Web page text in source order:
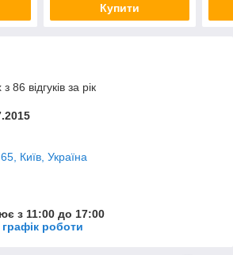
Купити
86 відгуків за рік
Київ, Україна
з 11:00 до 17:00
роботи